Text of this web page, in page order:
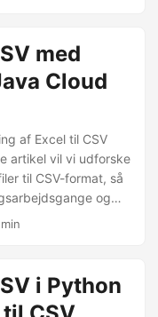
til CSV-
dine data og dele
med
Cloud
af Excel til CSV
artikel vil vi udforske
til CSV-format, så
og
applikationer.
Excel til CSV-
i Python